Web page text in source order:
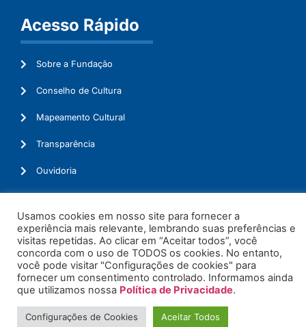
Acesso Rápido
Sobre a Fundação
Conselho de Cultura
Mapeamento Cultural
Transparência
Ouvidoria
© 2026. Todos os Direitos Reservados.
Usamos cookies em nosso site para fornecer a
experiência mais relevante, lembrando suas preferências e
visitas repetidas. Ao clicar em “Aceitar todos”, você
concorda com o uso de TODOS os cookies. No entanto,
você pode visitar "Configurações de cookies" para
fornecer um consentimento controlado. Informamos ainda
que utilizamos nossa Política de Privacidade.
Configurações de Cookies Aceitar Todos